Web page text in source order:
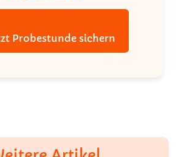
Probestunde sichern